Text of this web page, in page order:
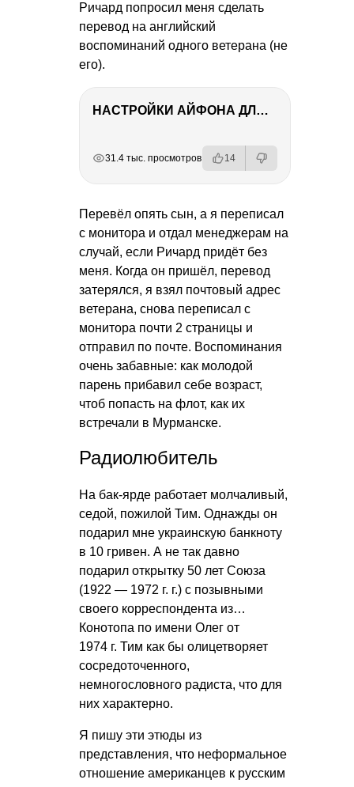
Ричард попросил меня сделать
перевод на английский
воспоминаний одного ветерана (не
его).
НАСТРОЙКИ АЙФОНА ДЛЯ ФОТО И ВИДЕО
31.4 тыс. просмотров 14
Перевёл опять сын, а я переписал
с монитора и отдал менеджерам на
случай, если Ричард придёт без
меня. Когда он пришёл, перевод
затерялся, я взял почтовый адрес
ветерана, снова переписал с
монитора почти 2 страницы и
отправил по почте. Воспоминания
очень забавные: как молодой
парень прибавил себе возраст,
чтоб попасть на флот, как их
встречали в Мурманске.
Радиолюбитель
На бак-ярде работает молчаливый,
седой, пожилой Тим. Однажды он
подарил мне украинскую банкноту
в 10 гривен. А не так давно
подарил открытку 50 лет Союза
(1922 — 1972 г. г.) с позывными
своего корреспондента из…
Конотопа по имени Олег от
1974 г. Тим как бы олицетворяет
сосредоточенного,
немногословного радиста, что для
них характерно.
Я пишу эти этюды из
представления, что неформальное
отношение американцев к русским